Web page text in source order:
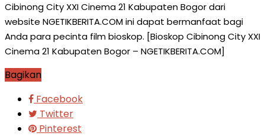
Cibinong City XXI Cinema 21 Kabupaten Bogor dari
website NGETIKBERITA.COM ini dapat bermanfaat bagi
Anda para pecinta film bioskop. [Bioskop Cibinong City XXI
Cinema 21 Kabupaten Bogor – NGETIKBERITA.COM]
Bagikan
Facebook
Twitter
Pinterest